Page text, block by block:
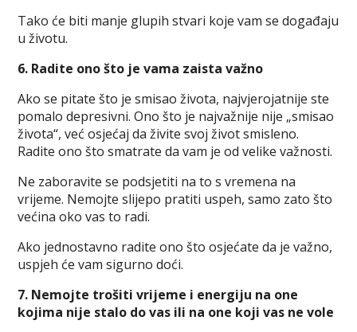
Tako će biti manje glupih stvari koje vam se događaju
u životu.
6. Radite ono što je vama zaista važno
Ako se pitate što je smisao života, najvjerojatnije ste
pomalo depresivni. Ono što je najvažnije nije „smisao
života“, već osjećaj da živite svoj život smisleno.
Radite ono što smatrate da vam je od velike važnosti.
Ne zaboravite se podsjetiti na to s vremena na
vrijeme. Nemojte slijepo pratiti uspeh, samo zato što
većina oko vas to radi.
Ako jednostavno radite ono što osjećate da je važno,
uspjeh će vam sigurno doći.
7. Nemojte trošiti vrijeme i energiju na one
kojima nije stalo do vas ili na one koji vas ne vole